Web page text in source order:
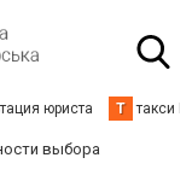
юриста Т такси
выбора